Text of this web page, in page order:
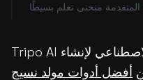
منحنى تعلم بسيطًا
Tripo AI هي منصة مدعومة بالذكاء الاصطناعي لإنشاء
أفضل أدوات مولد نسيج